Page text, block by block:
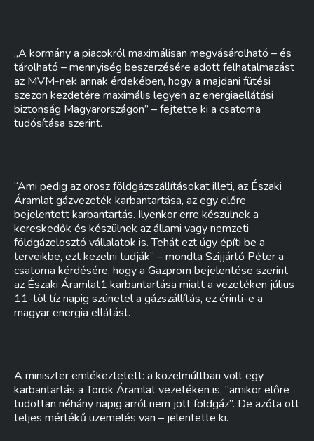
„A kormány a piacokról maximálisan megvásárolható – és
tárolható – mennyiség beszerzésére adott felhatalmazást
az MVM-nek annak érdekében, hogy a majdani fütési
szezon kezdetére maximális legyen az energiaellátási
biztonság Magyarországon” – fejtette ki a csatorna
tudósítása szerint.
“Ami pedig az orosz földgázszállításokat illeti, az Északi
Áramlat gázvezeték karbantartása, az egy előre
bejelentett karbantartás. Ilyenkor erre készülnek a
kereskedők és készülnek az állami vagy nemzeti
földgázelosztó vállalatok is. Tehát ezt úgy építi be a
terveikbe, ezt kezelni tudják” – mondta Szijjártó Péter a
csatorna kérdésére, hogy a Gazprom bejelentése szerint
az Északi Áramlat1 karbantartása miatt a vezetéken július
11-töl tíz napig szünetel a gázszállítás, ez érinti-e a
magyar energia ellátást.
A miniszter emlékeztetett: a közelmúltban volt egy
karbantartás a Török Áramlat vezetéken is, “amikor előre
tudottan néhány napig arról nem jött földgáz”. De azóta ott
teljes mértékű üzemelés van – jelentette ki.